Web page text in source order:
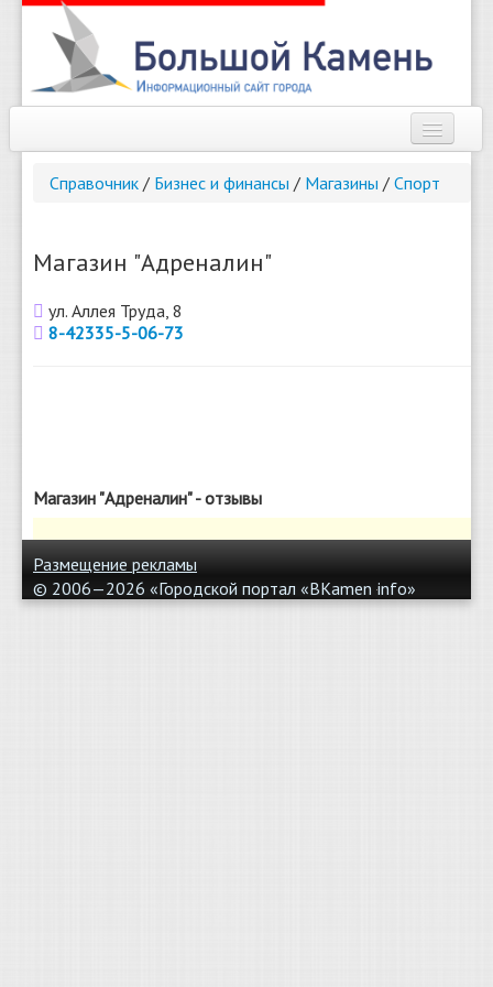
Новости
Погода
Справочник / Бизнес и финансы / Магазины / Спорт
Магазин "Адреналин"
ул. Аллея Труда, 8
8-42335-5-06-73
Магазин "Адреналин" - отзывы
Размещение рекламы
© 2006—2026 «Городской портал «BKamen info»